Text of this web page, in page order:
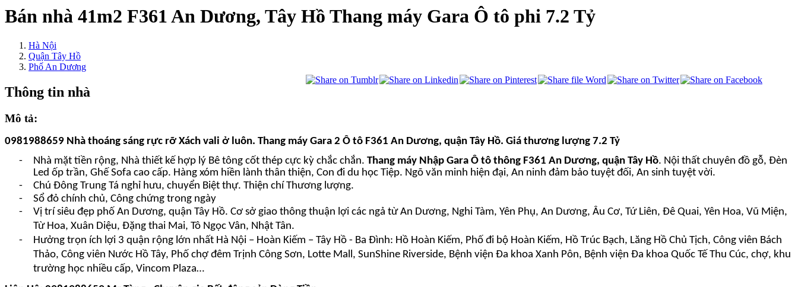
Bán nhà 41m2 F361 An Dương, Tây Hồ Thang máy Gara Ô tô phi 7.2 Tỷ
Hà Nội
Quận Tây Hồ
Phố An Dương
Thông tin nhà
Mô tả:
0981988659 Nhà thoáng sáng rực rỡ Xách vali ở luôn. Thang máy Gara 2 Ô tô F361 An Dương, quận Tây Hồ. Giá thương lượng 7.2 Tỷ
-
Nhà mặt tiền rộng, Nhà thiết kế hợp lý Bê tông cốt thép cực kỳ chắc chắn. Thang máy Nhập Gara Ô tô thông F361 An Dương, quận Tây Hồ. Nội thất chuyên đồ gỗ, Đèn
Led ốp trần, Ghế Sofa cao cấp. Hàng xóm hiền lành thân thiện, Con đi du học Tiệp. Ngõ văn minh hiện đại, An ninh đảm bảo tuyệt đối, An sinh tuyệt vời.
-
Chú Đông Trung Tá nghỉ hưu, chuyển Biệt thự. Thiện chí Thương lượng.
-
Sổ đỏ chính chủ, Công chứng trong ngày
-
Vị trí siêu đẹp phố An Dương, quận Tây Hồ. Cơ sở giao thông thuận lợi các ngả từ An Dương, Nghi Tàm, Yên Phụ, An Dương, Âu Cơ, Tứ Liên, Đê Quai, Yên Hoa, Vũ Miện,
Từ Hoa, Xuân Diệu, Đặng thai Mai, Tô Ngọc Vân, Nhật Tân.
-
Hưởng trọn ích lợi 3 quận rộng lớn nhất Hà Nội – Hoàn Kiếm – Tây Hồ - Ba Đình: Hồ Hoàn Kiếm, Phố đi bộ Hoàn Kiếm, Hồ Trúc Bạch, Lăng Hồ Chủ Tịch, Công viên Bách
Thảo, Công viên Nước Hồ Tây, Phố chợ đêm Trịnh Công Sơn, Lotte Mall, SunShine Riverside, Bệnh viện Đa khoa Xanh Pôn, Bệnh viện Đa khoa Quốc Tế Thu Cúc, chợ, khu
trường học nhiều cấp, Vincom Plaza…